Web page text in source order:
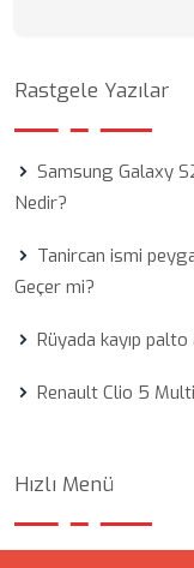
Rastgele Yazılar
Samsung Galaxy
Nedir?
Tanircan ismi
Geçer mi?
Rüyada kayıp
Renault Clio 5
Hızlı Menü